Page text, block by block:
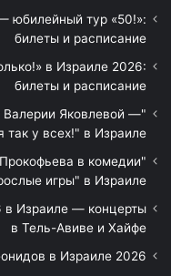
юбилейный тур «50!»:
билеты и расписание
в Израиле 2026:
билеты и расписание
Валерии Яковлевой —
так у всех!" в Израиле
в комедии
игры" в Израиле
в Израиле — концерты
в Тель-Авиве и Хайфе
в Израиле 2026